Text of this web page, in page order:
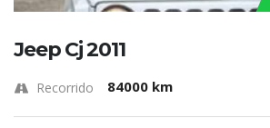
Jeep Cj 2011
Recorrido 84000 km